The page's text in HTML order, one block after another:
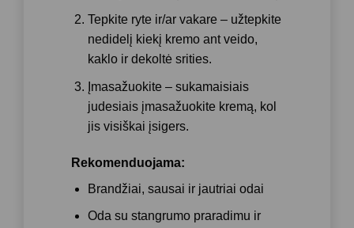
Tepkite ryte ir/ar vakare– užtepkite
nedidelį kiekį kremo ant veido,
kaklo ir dekoltė srities.
Įmasažuokite– sukamaisiais
judesiais įmasažuokite kremą, kol
jis visiškai įsigers.
Rekomenduojama:
Brandžiai, sausai ir jautriai odai
Oda su stangrumo praradimu ir